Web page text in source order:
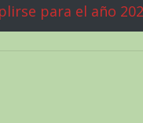
para el año